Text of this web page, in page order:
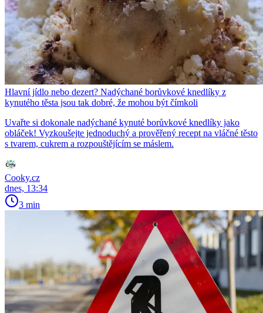
Hlavní jídlo nebo dezert? Nadýchané borůvkové knedlíky z
kynutého těsta jsou tak dobré, že mohou být čímkoli
Uvařte si dokonale nadýchané kynuté borůvkové knedlíky jako
obláček! Vyzkoušejte jednoduchý a prověřený recept na vláčné těsto
s tvarem, cukrem a rozpouštějícím se máslem.
Cooky.cz
dnes, 13:34
3 min